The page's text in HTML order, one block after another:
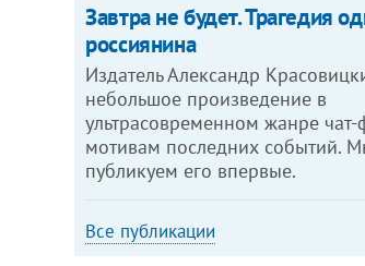
Завтра не будет. Трагедия
россиянина
Издатель Александр
небольшое произведение в
ультрасовременном жанре
мотивам последних событий.
публикуем его впервые.
Все публикации